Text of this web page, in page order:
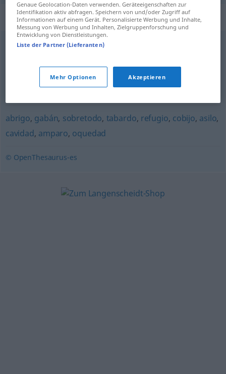
Synonyme für "pelliza"
gabardina,chaquetón,tabardo,
abrigo, gabán, sobretodo, tabardo, refugio, cobijo, asilo,
cavidad, amparo, oquedad
© OpenThesaurus-es
Genaue Geolocation-Daten verwenden. Geräteeigenschaften zur
Identifikation aktiv abfragen. Speichern von und/oder Zugriff auf
Informationen auf einem Gerät. Personalisierte Werbung und Inhalte,
Messung von Werbung und Inhalten, Zielgruppenforschung und
Entwicklung von Dienstleistungen.
Liste der Partner (Lieferanten)
Mehr Optionen Akzeptieren